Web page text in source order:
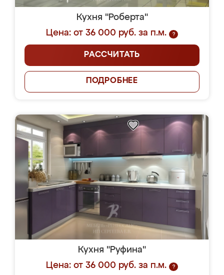
Кухня "Роберта"
Цена: от 36 000 руб. за п.м.
?
РАССЧИТАТЬ
ПОДРОБНЕЕ
Кухня "Руфина"
Цена: от 36 000 руб. за п.м.
?